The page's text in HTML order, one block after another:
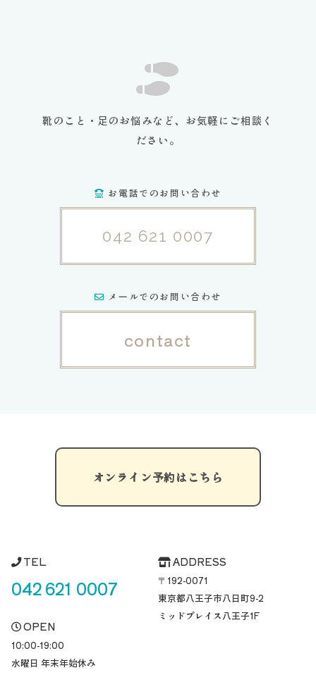
靴のこと・足のお悩みなど、お気軽にご相談く
ださい。
お電話でのお問い合わせ
042 621 0007
メールでのお問い合わせ
contact
オンライン予約はこちら
TEL
042 621 0007
OPEN
10:00-19:00
水曜日 年末年始休み
ADDRESS
〒192-0071
東京都八王子市八日町9-2
ミッドプレイス八王子1F